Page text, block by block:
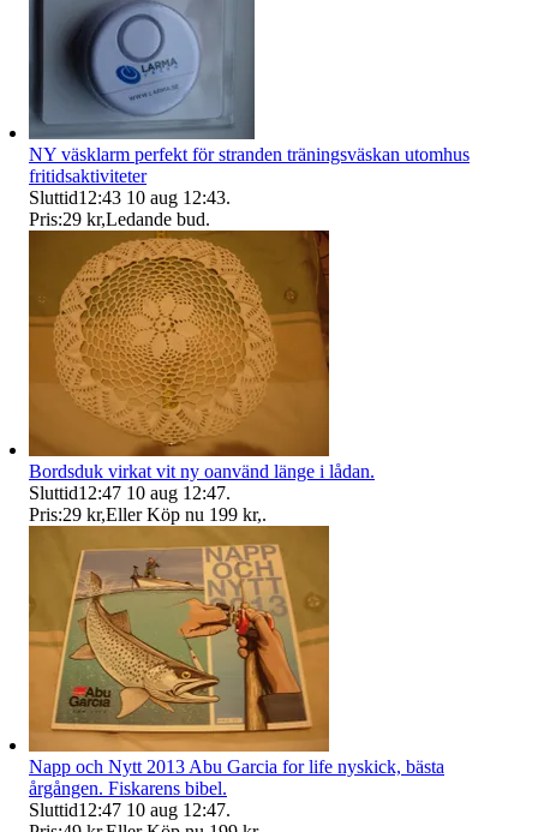
NY väsklarm perfekt för stranden träningsväskan utomhus
fritidsaktiviteter
Sluttid12:43 10 aug 12:43.
Pris:29 kr,Ledande bud.
Bordsduk virkat vit ny oanvänd länge i lådan.
Sluttid12:47 10 aug 12:47.
Pris:29 kr,Eller Köp nu 199 kr,.
Napp och Nytt 2013 Abu Garcia for life nyskick, bästa
årgången. Fiskarens bibel.
Sluttid12:47 10 aug 12:47.